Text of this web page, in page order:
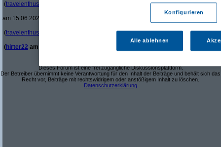
(travelenthusiast
Re(5): Geheimtipps für Seminarräume in Wien gesucht –
am 15.06.2026, 12:00:36)
(travelenthusiast
am 19.06.2026, 11:05:39)
Re(7): Geheimtipps für Seminarräume in Wien
(hirter22 am 23.06.2026, 11:14:18)
Dieses Forum ist eine frei zugängliche Diskussionsplattform.
Der Betreiber übernimmt keine Verantwortung für den Inhalt der Beiträge und behält sich das
Recht vor, Beiträge mit rechtswidrigem oder anstößigem Inhalt zu löschen.
Datenschutzerklärung
Konfigurieren
Alle ablehnen